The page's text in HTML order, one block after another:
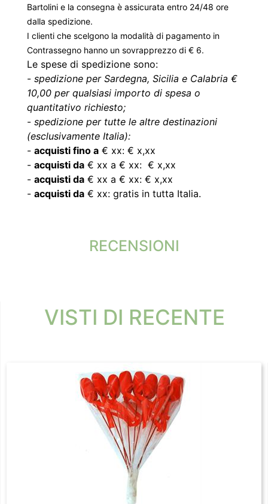
Bartolini e la consegna è assicurata entro 24/48 ore
dalla spedizione.
I clienti che scelgono la modalità di pagamento in
Contrassegno hanno un sovrapprezzo di € 6.
Le spese di spedizione sono:
- spedizione per Sardegna, Sicilia e Calabria €
10,00 per qualsiasi importo di spesa o
quantitativo richiesto;
- spedizione per tutte le altre destinazioni
(esclusivamente Italia):
- acquisti fino a € xx: € x,xx
- acquisti da € xx a € xx: € x,xx
- acquisti da € xx a € xx: € x,xx
- acquisti da € xx: gratis in tutta Italia.
RECENSIONI
VISTI DI RECENTE